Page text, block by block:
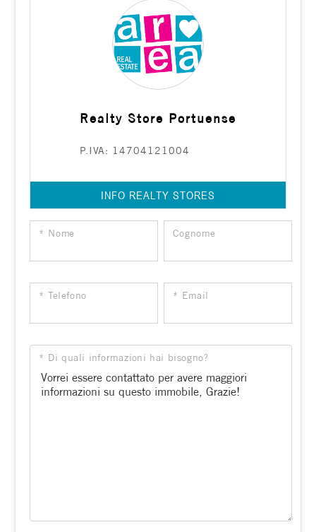
* Nome Cognome
* Telefono * Email
* Di quali informazioni hai bisogno?
Realty Store Portuense
P.IVA: 14704121004
INFO REALTY STORES